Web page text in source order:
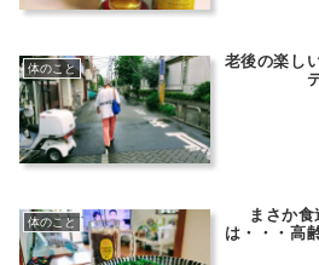
体のこと
老後の楽し
体のこと
まさか
は・・・高